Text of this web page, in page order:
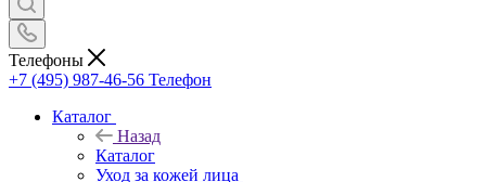
Телефоны
+7 (495) 987-46-56 Телефон
Каталог
Назад
Каталог
Уход за кожей лица